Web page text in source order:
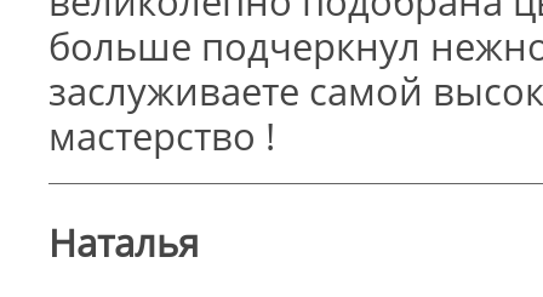
больше подчеркнул
заслуживаете самой
мастерство !
Наталья